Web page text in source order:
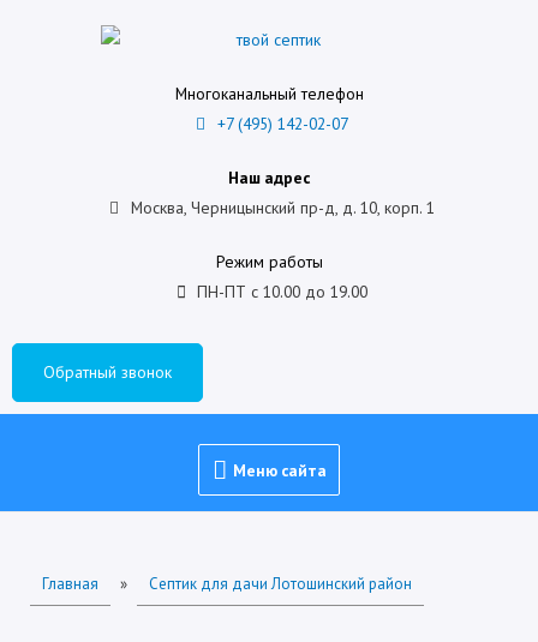
Многоканальный телефон
+7 (495) 142-02-07
Наш адрес
Москва, Черницынский пр-д, д. 10, корп. 1
Режим работы
ПН-ПТ с 10.00 до 19.00
Обратный звонок
Меню сайта
Главная » Септик для дачи Лотошинский район